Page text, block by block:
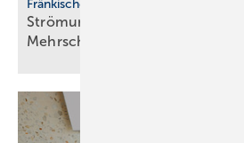
Fränkische
Strömungsoptimiertes
­Mehrschichtverbundrohrsystem